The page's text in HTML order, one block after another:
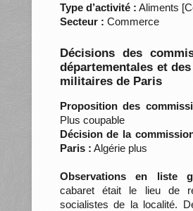
Type d’activité : Aliments
Secteur : Commerce
Décisions des
départementales et
militaires de Paris
Proposition des
Plus coupable
Décision de la
Paris : Algérie plus
Observations en liste
cabaret était le lieu de
socialistes de la localité.